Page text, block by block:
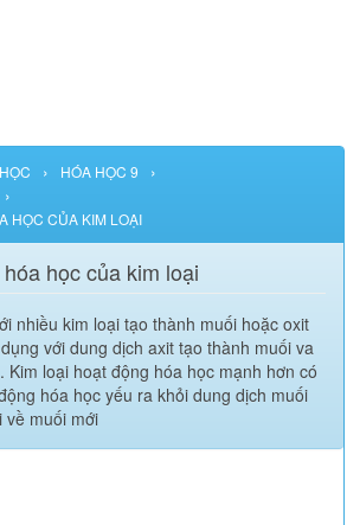
› HÓA HỌC 9 ›
›
HỌC CỦA KIM LOẠI
học của kim loại
nhiều kim loại tạo thành muối hoặc oxit
với dung dịch axit tạo thành muối va
Kim loại hoạt động hóa học mạnh hơn có
hóa học yếu ra khỏi dung dịch muối
về muối mới